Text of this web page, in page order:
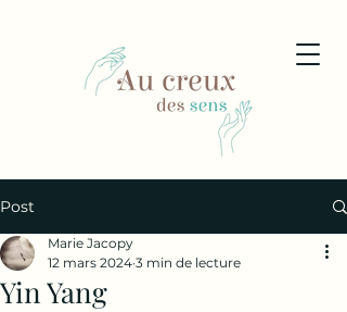
Post
Yin Yang
Marie Jacopy
12 mars 2024 3 min de lecture